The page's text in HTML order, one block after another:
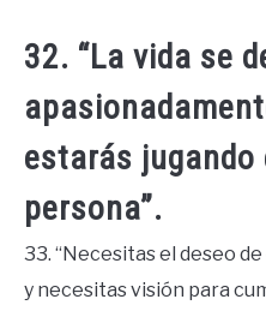
32. “La vida se
estarás jugando
persona”.
33. “Necesitas el deseo
y necesitas visión para